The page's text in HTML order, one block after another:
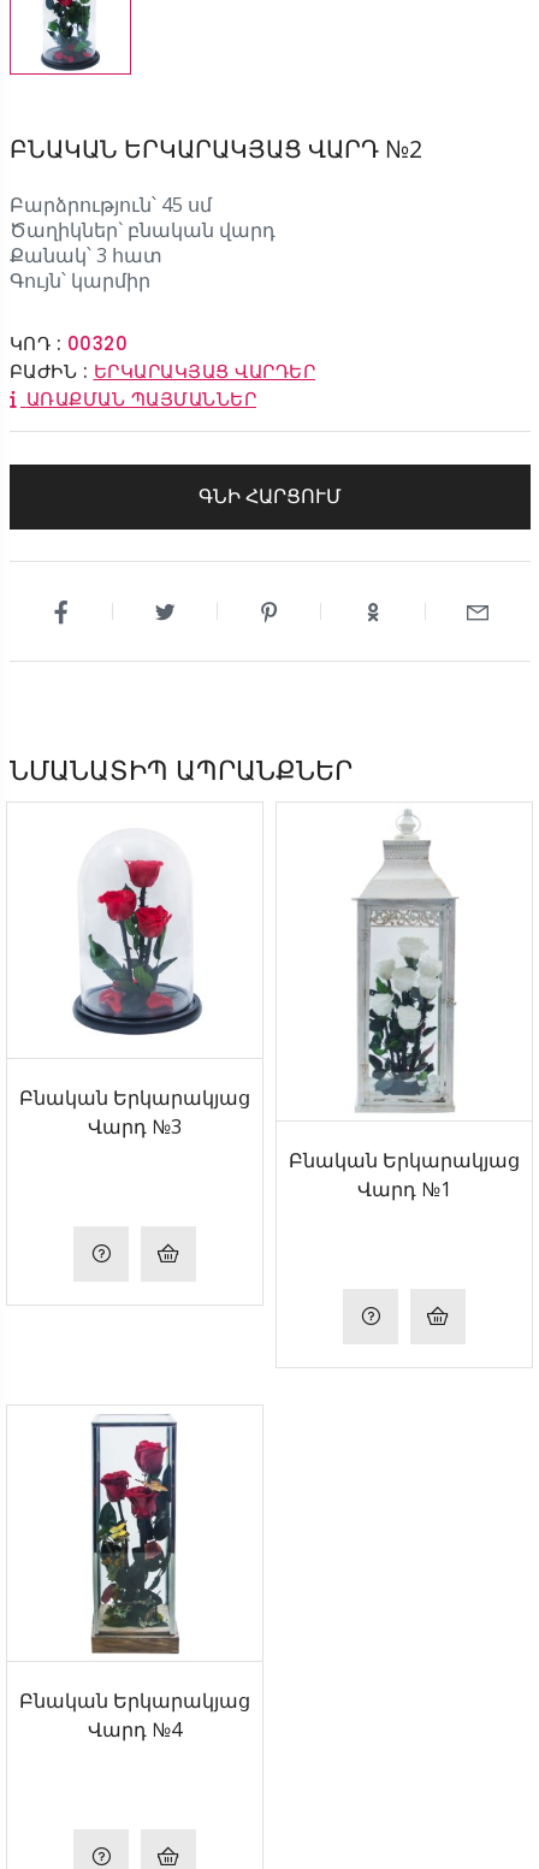
ԲՆԱԿԱՆ ԵՐԿԱՐԱԿՅԱՑ ՎԱՐԴ №2
Բարձրություն՝ 45 սմ
Ծաղիկներ` բնական վարդ
Քանակ՝ 3 հատ
Գույն՝ կարմիր
ԿՈԴ : 00320
ԲԱԺԻՆ : ԵՐԿԱՐԱԿՅԱՑ ՎԱՐԴԵՐ
ԱՌԱՔՄԱՆ ՊԱՅՄԱՆՆԵՐ
ԳՆԻ ՀԱՐՑՈՒՄ
ՆՄԱՆԱՏԻՊ ԱՊՐԱՆՔՆԵՐ
Բնական Երկարակյաց
Վարդ №3
Բնական Երկարակյաց
Վարդ №1
Բնական Երկարակյաց
Վարդ №4